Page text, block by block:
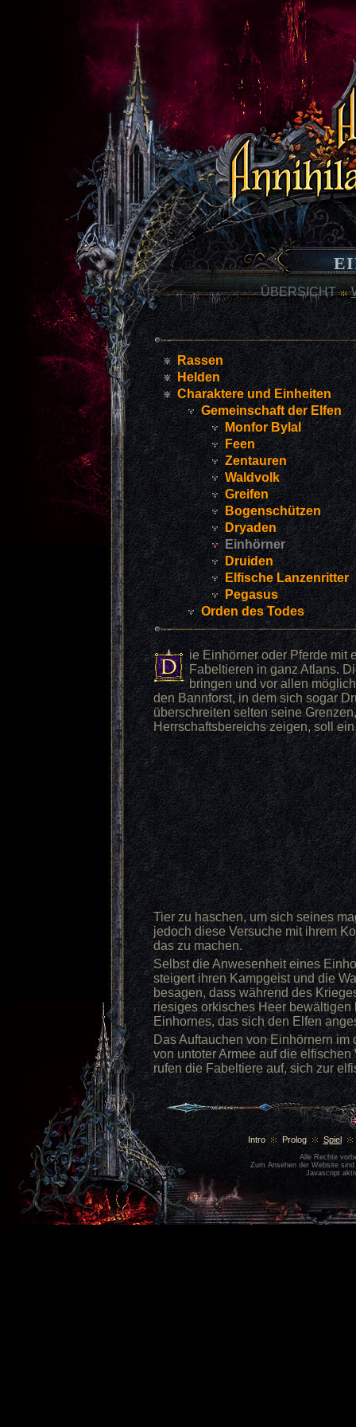
ÜBERSICHT
Rassen
Helden
Charaktere und Einheiten
Gemeinschaft der Elfen
Monfor Bylal
Feen
Zentauren
Waldvolk
Greifen
Bogenschützen
Dryaden
Einhörner
Druiden
Elfische Lanzenritter
Pegasus
Orden des Todes
ie Einhörner oder Pferde mit
Fabeltieren in ganz Atlans.
bringen und vor allen
den Bannforst, in dem sich sogar
überschreiten selten seine
Herrschaftsbereichs zeigen, soll
Tier zu haschen, um sich seines
jedoch diese Versuche mit ihrem
das zu machen.
Selbst die Anwesenheit eines
steigert ihren Kampgeist und die
besagen, dass während des
riesiges orkisches Heer
Einhornes, das sich den Elfen
Das Auftauchen von Einhörnern
von untoter Armee auf die
rufen die Fabeltiere auf, sich zur
Intro Prolog Spiel
Alle Rechte
Zum Ansehen der Website sind
Javascript